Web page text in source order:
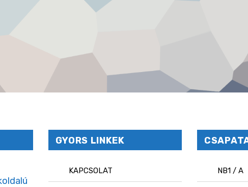
GYORS LINKEK
KAPCSOLAT NB1 / A